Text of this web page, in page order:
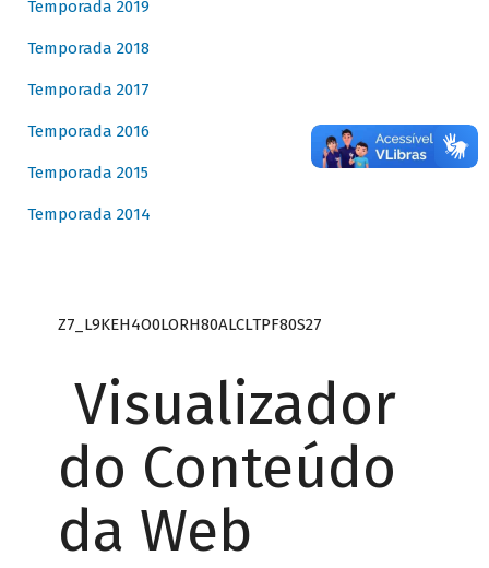
Temporada 2019
Temporada 2018
Temporada 2017
Temporada 2016
Temporada 2015
Temporada 2014
Z7_L9KEH4O0LORH80ALCLTPF80S27
Visualizador
do Conteúdo
da Web